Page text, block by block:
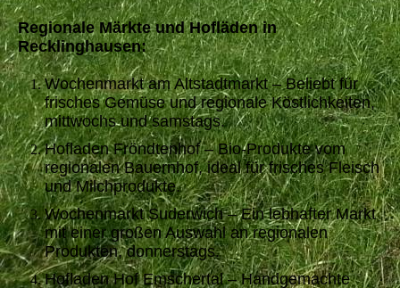
Regionale Märkte und Hofläden in
Recklinghausen:
Wochenmarkt am Altstadtmarkt – Beliebt für
frisches Gemüse und regionale Köstlichkeiten,
mittwochs und samstags.
Hofladen Fröndtenhof – Bio-Produkte vom
regionalen Bauernhof, ideal für frisches Fleisch
und Milchprodukte.
Wochenmarkt Suderwich – Ein lebhafter Markt
mit einer großen Auswahl an regionalen
Produkten, donnerstags.
Hofladen Hof Emschertal – Handgemachte